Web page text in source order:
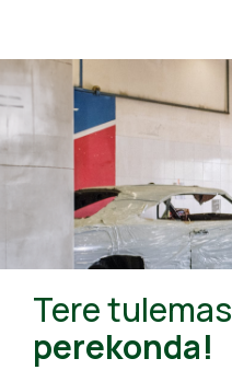
Tere
perekonda!